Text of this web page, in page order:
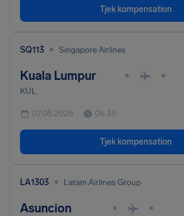
Tjek kompensation
SQ113 • Singapore Airlines
Kuala Lumpur • •
KUL
07.08.2026 06.35
Tjek kompensation
LA1303 • Latam Airlines Group
Asuncion • •